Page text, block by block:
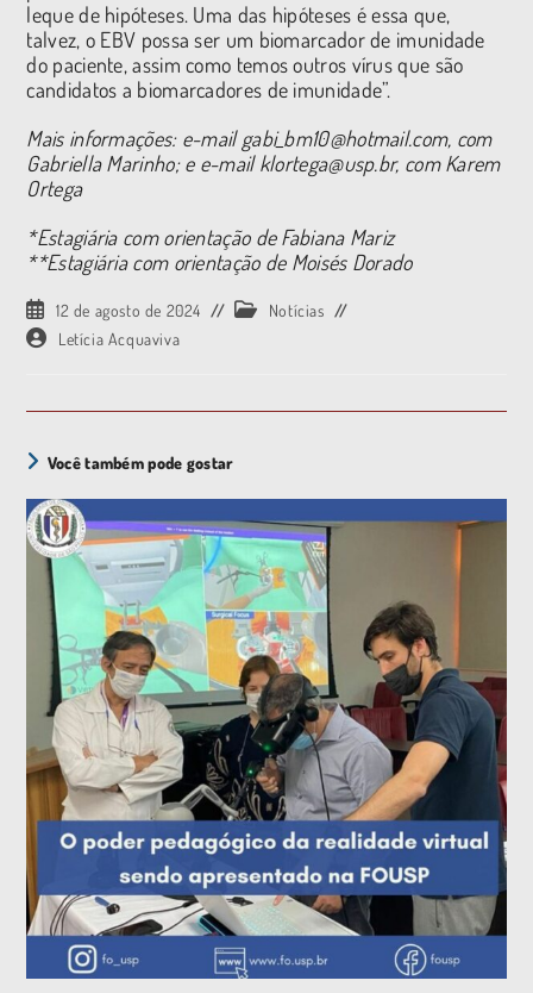
leque de hipóteses. Uma das hipóteses é essa que,
talvez, o EBV possa ser um biomarcador de imunidade
do paciente, assim como temos outros vírus que são
candidatos a biomarcadores de imunidade”.
Mais informações: e-mail gabi_bm10@hotmail.com, com
Gabriella Marinho; e e-mail klortega@usp.br, com Karem
Ortega
*Estagiária com orientação de Fabiana Mariz
**Estagiária com orientação de Moisés Dorado
12 de agosto de 2024
Notícias
Letícia Acquaviva
Você também pode gostar